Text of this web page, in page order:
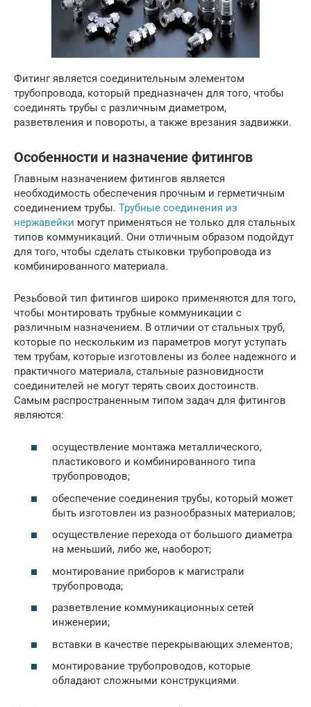
Фитинг является соединительным элементом
трубопровода, который предназначен для того, чтобы
соединять трубы с различным диаметром,
разветвления и повороты, а также врезания задвижки.
Особенности и назначение фитингов
Главным назначением фитингов является
необходимость обеспечения прочным и герметичным
соединением трубы. Трубные соединения из
нержавейки могут применяться не только для стальных
типов коммуникаций. Они отличным образом подойдут
для того, чтобы сделать стыковки трубопровода из
комбинированного материала.
Резьбовой тип фитингов широко применяются для того,
чтобы монтировать трубные коммуникации с
различным назначением. В отличии от стальных труб,
которые по нескольким из параметров могут уступать
тем трубам, которые изготовлены из более надежного и
практичного материала, стальные разновидности
соединителей не могут терять своих достоинств.
Самым распространенным типом задач для фитингов
являются:
осуществление монтажа металлического,
пластикового и комбинированного типа
трубопроводов;
обеспечение соединения трубы, который может
быть изготовлен из разнообразных материалов;
осуществление перехода от большого диаметра
на меньший, либо же, наоборот;
монтирование приборов к магистрали
трубопровода;
разветвление коммуникационных сетей
инженерии;
вставки в качестве перекрывающих элементов;
монтирование трубопроводов, которые
обладают сложными конструкциями.